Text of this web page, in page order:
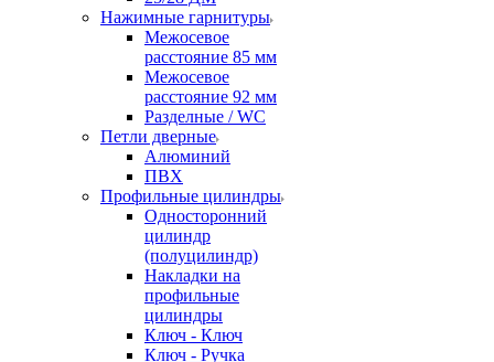
Нажимные гарнитуры
Межосевое
расстояние 85 мм
Межосевое
расстояние 92 мм
Разделные / WC
Петли дверные
Алюминий
ПВХ
Профильные цилиндры
Односторонний
цилиндр
(полуцилиндр)
Накладки на
профильные
цилиндры
Ключ - Ключ
Ключ - Ручка